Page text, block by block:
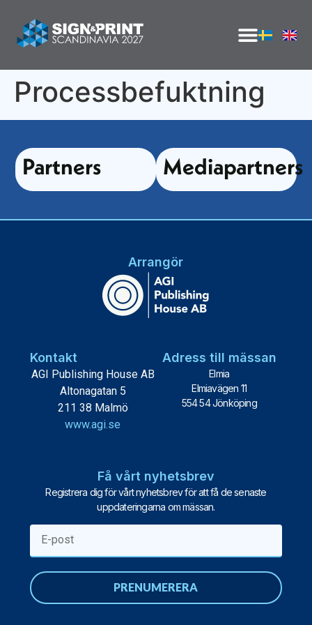
Processbefuktning
Partners Mediapartners
Arrangör
Kontakt
AGI Publishing House AB
Altonagatan 5
211 38 Malmö
www.agi.se
Adress till mässan
Elmia
Elmiavägen 11
554 54 Jönköping
Få vårt nyhetsbrev
Registrera dig för vårt nyhetsbrev för att få de senaste
uppdateringarna om mässan.
PRENUMERERA